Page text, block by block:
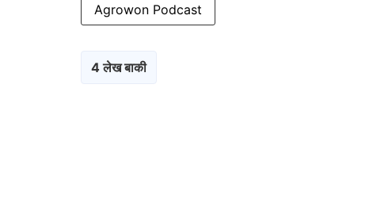
Agrowon Podcast
4 लेख बाकी